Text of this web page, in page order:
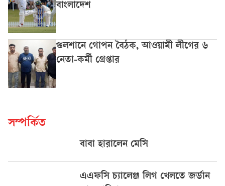
বাংলাদেশ
গুলশানে গোপন বৈঠক, আওয়ামী লীগের ৬
নেতা-কর্মী গ্রেপ্তার
সম্পর্কিত
বাবা হারালেন মেসি
এএফসি চ্যালেঞ্জ লিগ খেলতে জর্ডান